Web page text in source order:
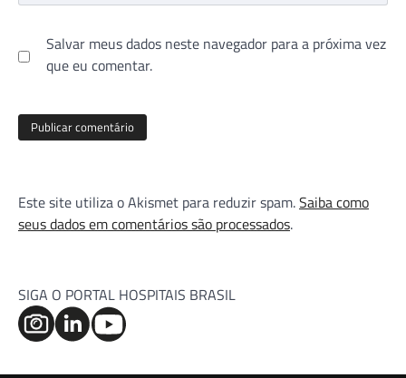
Salvar meus dados neste navegador para a próxima vez
que eu comentar.
Este site utiliza o Akismet para reduzir spam.Saiba como
seus dados em comentários são processados.
SIGA O PORTAL HOSPITAIS BRASIL